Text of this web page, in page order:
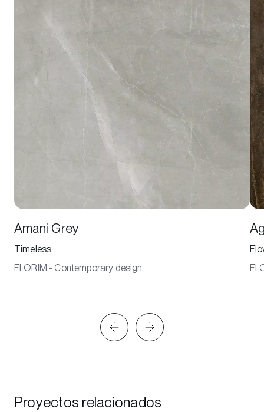
Amani Grey
Timeless
FLORIM - Contemporary design
Proyectos relacionados